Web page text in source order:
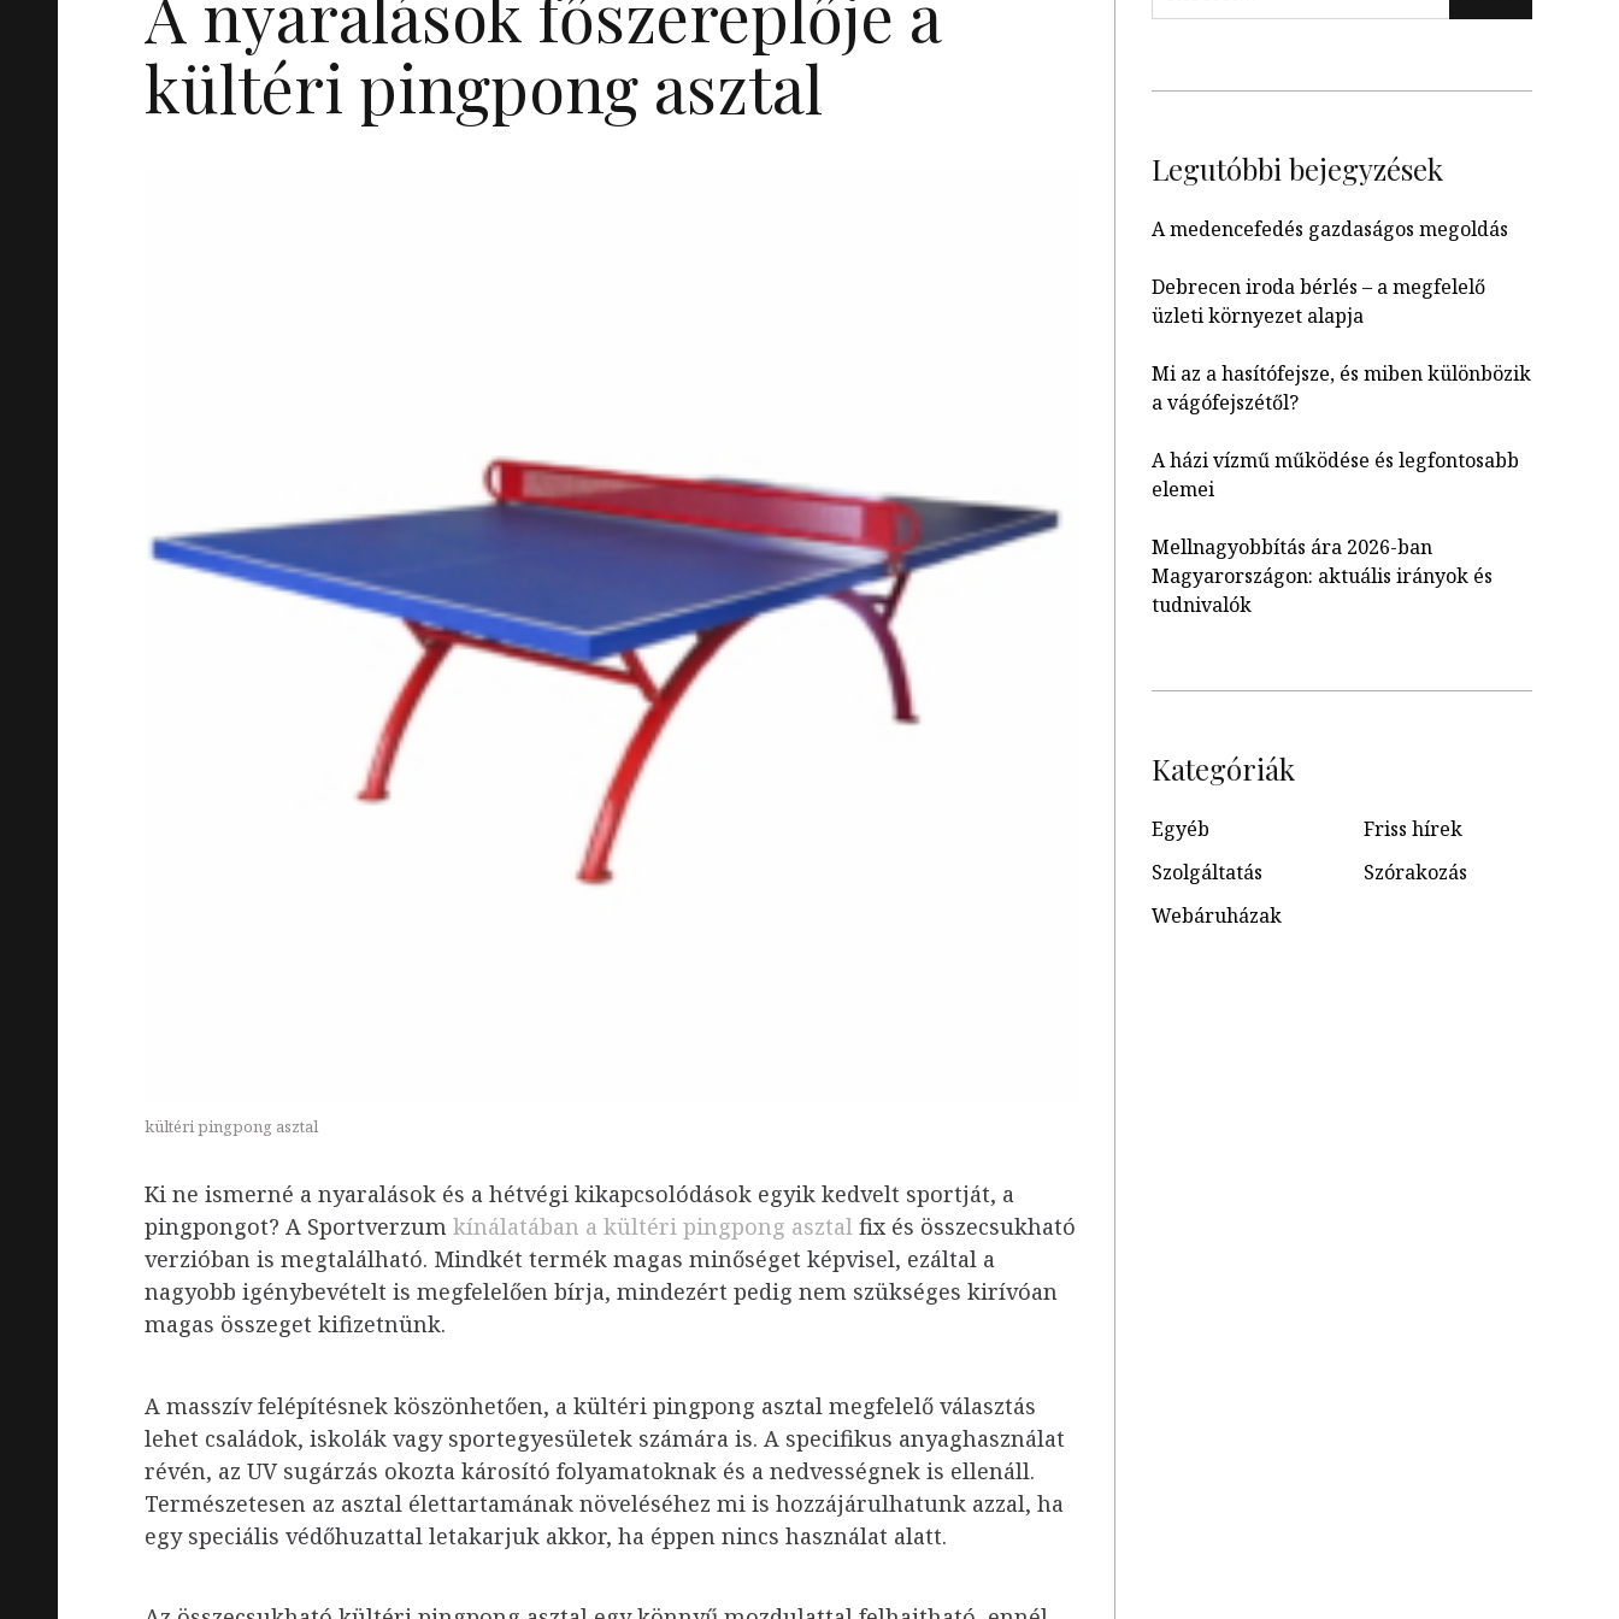
kültéri pingpong asztal
kültéri pingpong asztal
Ki ne ismerné a nyaralások és a hétvégi kikapcsolódások egyik kedvelt sportját, a
pingpongot? A Sportverzum kínálatában a kültéri pingpong asztal fix és összecsukható
verzióban is megtalálható. Mindkét termék magas minőséget képvisel, ezáltal a
nagyobb igénybevételt is megfelelően bírja, mindezért pedig nem szükséges kirívóan
magas összeget kifizetnünk.
A masszív felépítésnek köszönhetően, a kültéri pingpong asztal megfelelő választás
lehet családok, iskolák vagy sportegyesületek számára is. A specifikus anyaghasználat
révén, az UV sugárzás okozta károsító folyamatoknak és a nedvességnek is ellenáll.
Természetesen az asztal élettartamának növeléséhez mi is hozzájárulhatunk azzal, ha
egy speciális védőhuzattal letakarjuk akkor, ha éppen nincs használat alatt.
Legutóbbi bejegyzések
A medencefedés gazdaságos megoldás
Debrecen iroda bérlés – a megfelelő
üzleti környezet alapja
Mi az a hasítófejsze, és miben különbözik
a vágófejszétől?
A házi vízmű működése és legfontosabb
elemei
Mellnagyobbítás ára 2026-ban
Magyarországon: aktuális irányok és
tudnivalók
Kategóriák
Egyéb
Friss hírek
Szolgáltatás
Szórakozás
Webáruházak